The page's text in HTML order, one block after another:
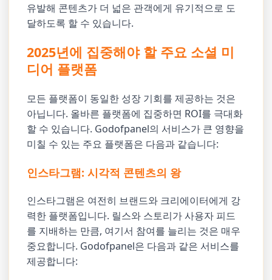
유발해 콘텐츠가 더 넓은 관객에게 유기적으로 도
달하도록 할 수 있습니다.
2025년에 집중해야 할 주요 소셜 미
디어 플랫폼
모든 플랫폼이 동일한 성장 기회를 제공하는 것은
아닙니다. 올바른 플랫폼에 집중하면 ROI를 극대화
할 수 있습니다. Godofpanel의 서비스가 큰 영향을
미칠 수 있는 주요 플랫폼은 다음과 같습니다:
인스타그램: 시각적 콘텐츠의 왕
인스타그램은 여전히 브랜드와 크리에이터에게 강
력한 플랫폼입니다. 릴스와 스토리가 사용자 피드
를 지배하는 만큼, 여기서 참여를 늘리는 것은 매우
중요합니다. Godofpanel은 다음과 같은 서비스를
제공합니다: